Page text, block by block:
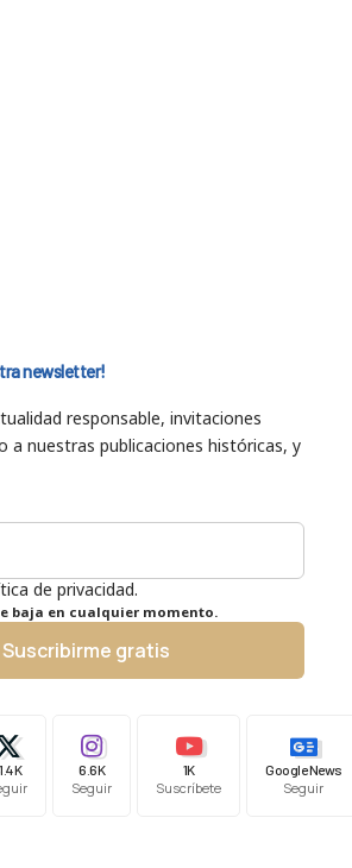
newsletter!
responsable, invitaciones
a nuestras publicaciones históricas, y
de privacidad.
baja en cualquier momento.
Suscribirme gratis
6.6K
Seguir
1K
Suscríbete
Google News
Seguir